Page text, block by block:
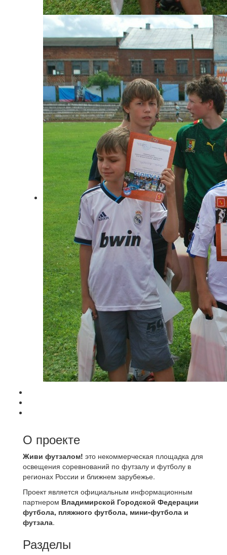
О проекте
Живи футзалом! это некоммерческая площадка для
освещения соревнований по футзалу и футболу в
регионах России и ближнем зарубежье.
Проект является официальным информационным
партнером Владимирской Городской Федерации
футбола, пляжного футбола, мини-футбола и
футзала.
Разделы